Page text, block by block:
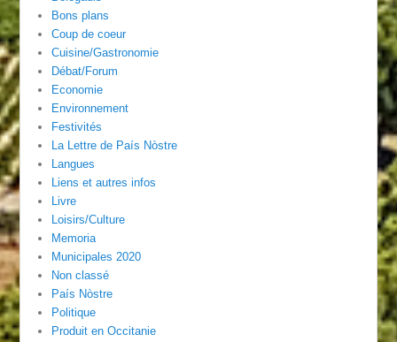
Bons plans
Coup de coeur
Cuisine/Gastronomie
Débat/Forum
Economie
Environnement
Festivités
La Lettre de País Nòstre
Langues
Liens et autres infos
Livre
Loisirs/Culture
Memoria
Municipales 2020
Non classé
País Nòstre
Politique
Produit en Occitanie